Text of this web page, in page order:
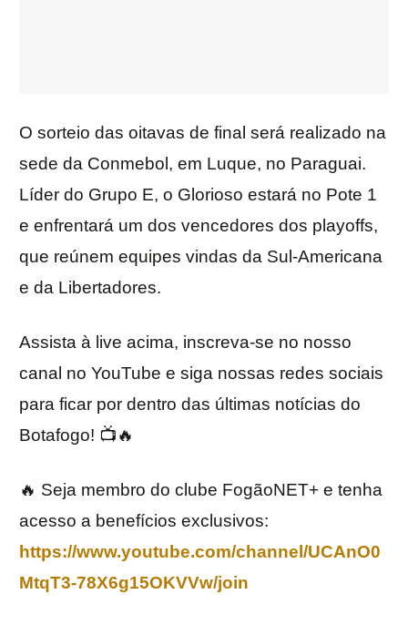
O sorteio das oitavas de final será realizado na
sede da Conmebol, em Luque, no Paraguai.
Líder do Grupo E, o Glorioso estará no Pote 1
e enfrentará um dos vencedores dos playoffs,
que reúnem equipes vindas da Sul-Americana
e da Libertadores.
Assista à live acima, inscreva-se no nosso
canal no YouTube e siga nossas redes sociais
para ficar por dentro das últimas notícias do
Botafogo! 📺🔥
🔥 Seja membro do clube FogãoNET+ e tenha
acesso a benefícios exclusivos:
https://www.youtube.com/channel/UCAnO0
MtqT3-78X6g15OKVVw/join